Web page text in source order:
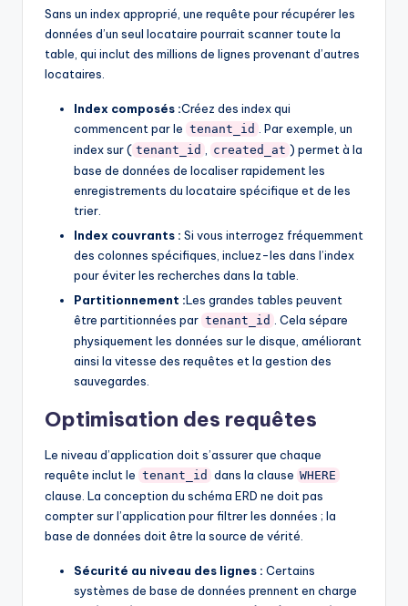
Sans un index approprié, une requête pour récupérer les
données d’un seul locataire pourrait scanner toute la
table, qui inclut des millions de lignes provenant d’autres
locataires.
Index composés :Créez des index qui
commencent par le tenant_id
. Par exemple, un
index sur ( tenant_id created_at ) permet à la
base de données de localiser rapidement les
enregistrements du locataire spécifique et de les
trier.
Index couvrants : Si vous interrogez fréquemment
des colonnes spécifiques, incluez-les dans l’index
pour éviter les recherches dans la table.
Partitionnement :Les grandes tables peuvent
être partitionnées par tenant_id
. Cela sépare
physiquement les données sur le disque, améliorant
ainsi la vitesse des requêtes et la gestion des
sauvegardes.
Optimisation des requêtes
Le niveau d’application doit s’assurer que chaque
requête inclut le tenant_id dans la clause WHERE
clause. La conception du schéma ERD ne doit pas
compter sur l’application pour filtrer les données ; la
base de données doit être la source de vérité.
Sécurité au niveau des lignes : Certains
systèmes de base de données prennent en charge